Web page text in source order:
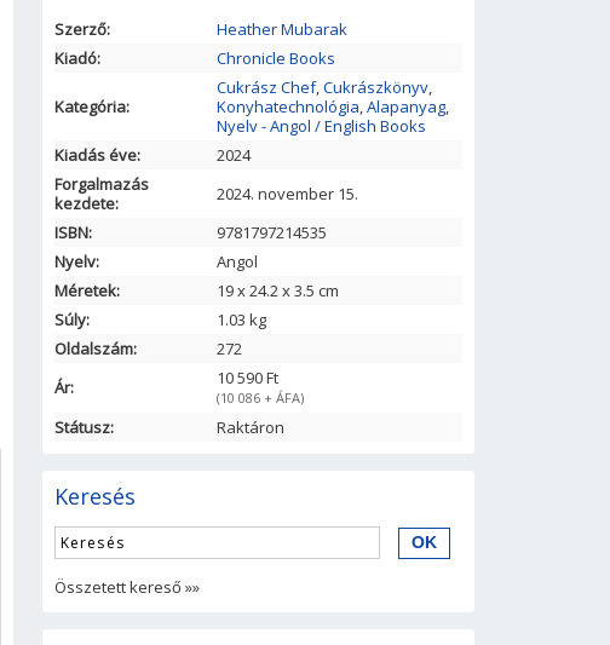
Szerző:
Heather Mubarak
Kiadó:
Chronicle Books
Kategória:
Cukrász Chef,Cukrászkönyv,
Konyhatechnológia,Alapanyag,
Nyelv - Angol / English Books
Kiadás éve:
2024
Forgalmazás
kezdete:
2024. november 15.
ISBN:
9781797214535
Nyelv:
Angol
Méretek:
19x24.2x3.5 cm
Súly:
1.03 kg
Oldalszám:
272
Ár:
10 590 Ft
(10 086 + ÁFA)
Státusz: Raktáron
Keresés
Összetett kereső »»